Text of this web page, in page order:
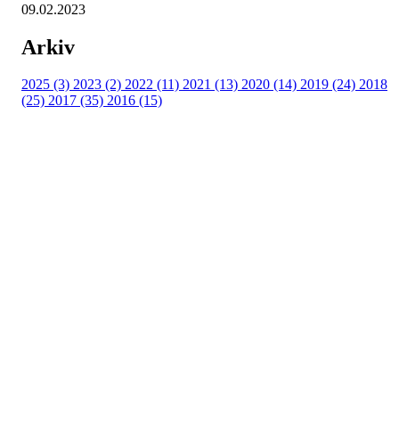
09.02.2023
Arkiv
2025 (3) 2023 (2) 2022 (11) 2021 (13) 2020 (14) 2019 (24) 2018
(25) 2017 (35) 2016 (15)